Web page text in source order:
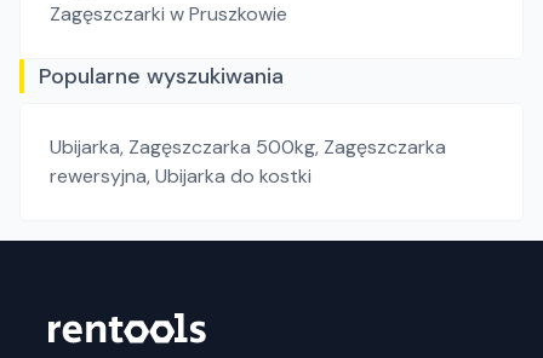
Zagęszczarki w Pruszkowie
Popularne wyszukiwania
Ubijarka, Zagęszczarka 500kg, Zagęszczarka
rewersyjna,Ubijarka do kostki